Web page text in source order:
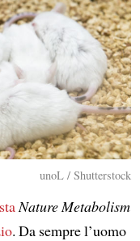
unoL / Shutterstock
Nature Metabolism
. Da sempre l’uomo